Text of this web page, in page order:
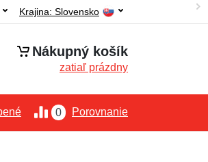
Krajina: Slovensko
Nákupný košík
zatiaľ prázdny
0 Porovnanie